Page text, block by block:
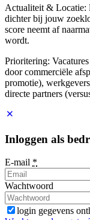
Actualiteit & Locatie:
dichter bij jouw
score neemt af
wordt.
Prioritering:
door commerciële
promotie),
directe partners
Inloggen als
E-mail *
Wachtwoord
login gegevens